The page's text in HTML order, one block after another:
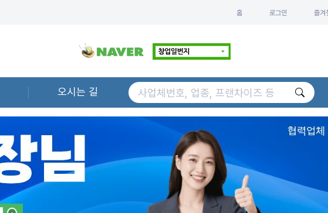
홈 로그인 즐겨
오시는 길